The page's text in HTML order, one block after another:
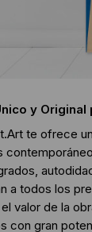
y
te ofrece
a todos los
valor de la
con gran